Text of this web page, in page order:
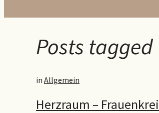
Posts tagged
in Allgemein
Herzraum –